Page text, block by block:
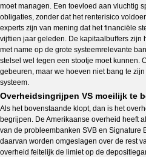
moet managen. Een toevloed aan vluchtig
obligaties, zonder dat het renterisico
experts zijn van mening dat het financiële
vijftien jaar geleden. De kapitaalbuffers zijn
met name op de grote systeemrelevante
stelsel wel tegen een stootje moet kunnen.
gebeuren, maar we hoeven niet bang te
systeem.
Overheidsingrijpen VS moeilijk te
Als het bovenstaande klopt, dan is het
begrijpen. De Amerikaanse overheid heeft
van de probleembanken SVB en Signature
daarvan worden omgeslagen over de rest
overheid feitelijk de limiet op de